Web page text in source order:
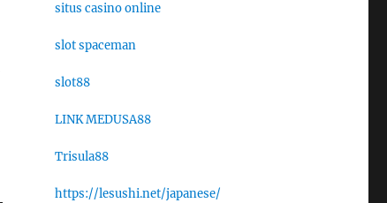
situs casino online
slot spaceman
slot88
LINK MEDUSA88
Trisula88
https://lesushi.net/japanese/